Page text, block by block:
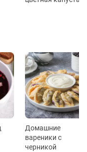
Домашние
вареники с
черникой